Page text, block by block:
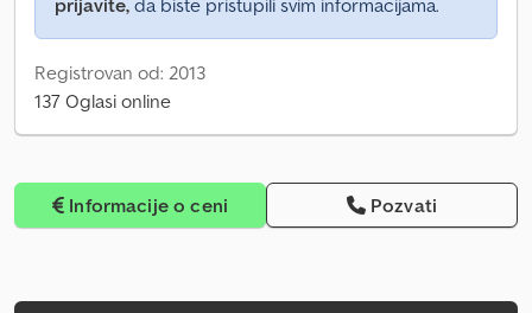
prijavite, da biste pristupili svim informacijama.
Registrovan od: 2013
137 Oglasi online
Informacije o ceni Pozvati